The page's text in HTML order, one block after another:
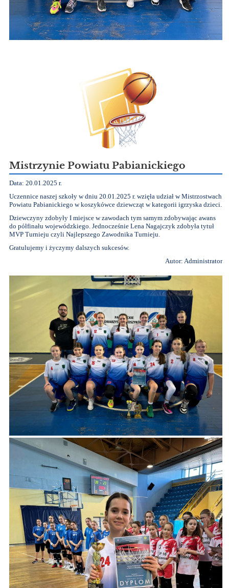
Mistrzynie Powiatu Pabianickiego
Data: 20.01.2025 r.
Uczennice naszej szkoły w dniu 20.01.2025 r. wzięła udział w Mistrzostwach
Powiatu Pabianickiego w koszykówce dziewcząt w kategorii igrzyska dzieci.
Dziewczyny zdobyły I miejsce w zawodach tym samym zdobywając awans
do półfinału wojewódzkiego. Jednocześnie Lena Nagajczyk zdobyła tytuł
MVP Turnieju czyli Najlepszego Zawodnika Turnieju.
Gratulujemy i życzymy dalszych sukcesów.
Autor: Administrator